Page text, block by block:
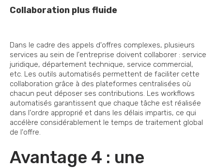
Collaboration plus fluide
Dans le cadre des appels d'offres complexes, plusieurs
services au sein de l'entreprise doivent collaborer : service
juridique, département technique, service commercial,
etc. Les outils automatisés permettent de faciliter cette
collaboration grâce à des plateformes centralisées où
chacun peut déposer ses contributions. Les workflows
automatisés garantissent que chaque tâche est réalisée
dans l'ordre approprié et dans les délais impartis, ce qui
accélère considérablement le temps de traitement global
de l'offre.
Avantage 4 : une